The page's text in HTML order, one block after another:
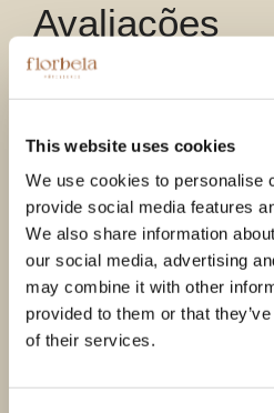
This website uses cookies
We use cookies to personalise
provide social media features
We also share information
our social media, advertising
may combine it with other
provided to them or that
of their services.
Avaliações
Ainda não existem
Seja o primeiro a avaliar
A sua classificação*
A sua avaliação sobre o